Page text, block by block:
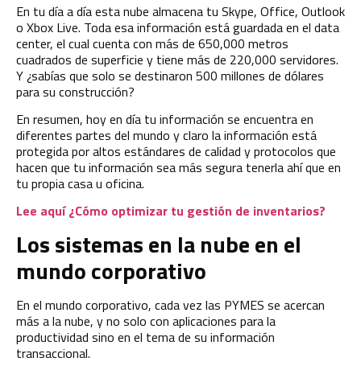
En tu día a día estanube almacena tu Skype, Office, Outlook
o Xbox Live. Toda esa información está guardada en el data
center, el cual cuenta con más de 650,000 metros
cuadrados de superficie y tiene más de 220,000 servidores.
Y ¿sabías que solo se destinaron 500 millones de dólares
para su construcción?
En resumen, hoy en día tu información se encuentra en
diferentes partes del mundo y claro la información está
protegida por altos estándares de calidad y protocolos que
hacen que tu información sea más segura tenerla ahí que en
tu propia casa u oficina.
Lee aquí ¿Cómo optimizar tu gestión de inventarios?
Los sistemas en la nube en el
mundo corporativo
En el mundo corporativo, cada vez las PYMES se acercan
más a la nube, y no solo con aplicaciones para la
productividad sino en el tema de su información
transaccional.